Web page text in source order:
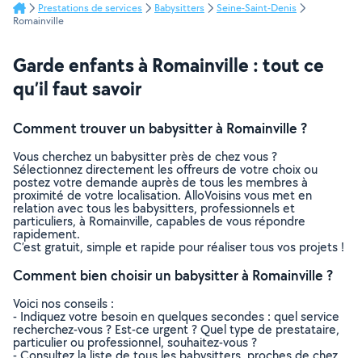
Prestations de services Babysitters
Seine-Saint-Denis
Romainville
Garde enfants à Romainville : tout ce
qu’il faut savoir
Comment trouver un babysitter à Romainville ?
Vous cherchez un babysitter près de chez vous ?
Sélectionnez directement les offreurs de votre choix ou
postez votre demande auprès de tous les membres à
proximité de votre localisation. AlloVoisins vous met en
relation avec tous les babysitters, professionnels et
particuliers, à Romainville, capables de vous répondre
rapidement.
C’est gratuit, simple et rapide pour réaliser tous vos projets !
Comment bien choisir un babysitter à Romainville ?
Voici nos conseils :
- Indiquez votre besoin en quelques secondes : quel service
recherchez-vous ? Est-ce urgent ? Quel type de prestataire,
particulier ou professionnel, souhaitez-vous ?